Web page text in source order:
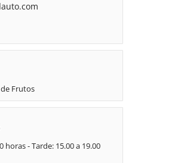
Frutos
horas - Tarde: 15.00 a 19.00